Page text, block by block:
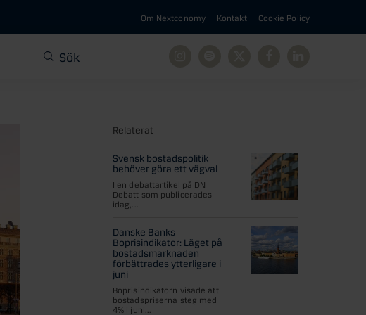
Om Nextconomy Kontakt Cookie Policy
Sök
Relaterat
Svensk bostadspolitik
behöver göra ett vägval
I en debattartikel på DN
Debatt som publicerades
idag,...
Danske Banks
Boprisindikator: Läget på
bostadsmarknaden
förbättrades ytterligare i
juni
Boprisindikatorn visade att
bostadspriserna steg med
4% i juni...